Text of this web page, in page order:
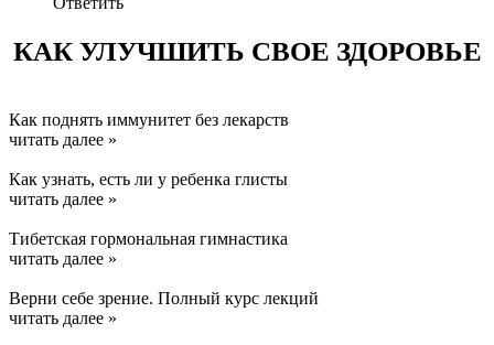
КАК УЛУЧШИТЬ СВОЕ ЗДОРОВЬЕ
Как поднять иммунитет без лекарств
читать далее »
Как узнать, есть ли у ребенка глисты
читать далее »
Тибетская гормональная гимнастика
читать далее »
Верни себе зрение. Полный курс лекций
читать далее »